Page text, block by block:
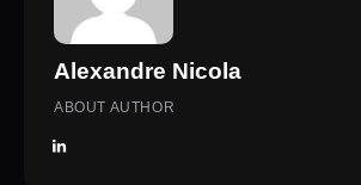
Alexandre Nicola
ABOUT AUTHOR